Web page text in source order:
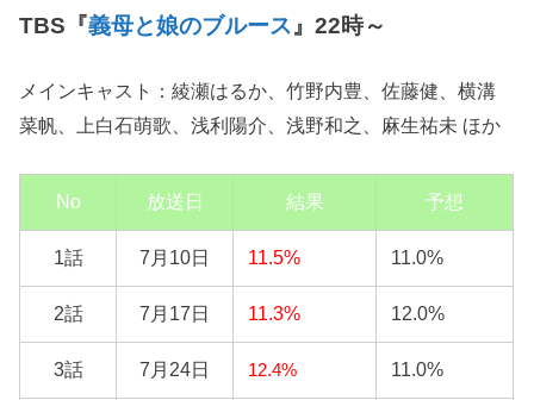
TBS『義母と娘のブルース 』22時～
メインキャスト：綾瀬はるか、竹野内豊、佐藤健、横溝
菜帆、上白石萌歌、浅利陽介、浅野和之、麻生祐未 ほか
No 放送日 結果 予想
1話 7月10日 11.5% 11.0%
2話 7月17日 11.3% 12.0%
3話 7月24日 12.4% 11.0%